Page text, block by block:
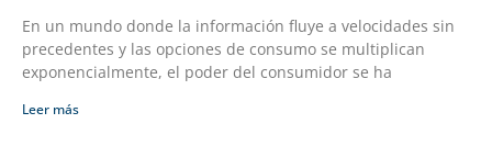
En un mundo donde la información fluye a velocidades sin
precedentes y las opciones de consumo se multiplican
exponencialmente, el poder del consumidor se ha
Leer más